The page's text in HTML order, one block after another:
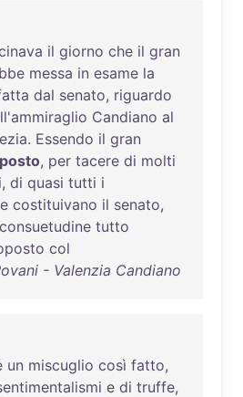
il giorno che il gran
messa in esame la
dal senato, riguardo
Candiano al
. Essendo il gran
, per tacere di molti
, di quasi tutti i
costituivano il senato,
consuetudine tutto
col
- Valenzia Candiano
un miscuglio così fatto,
e di truffe,